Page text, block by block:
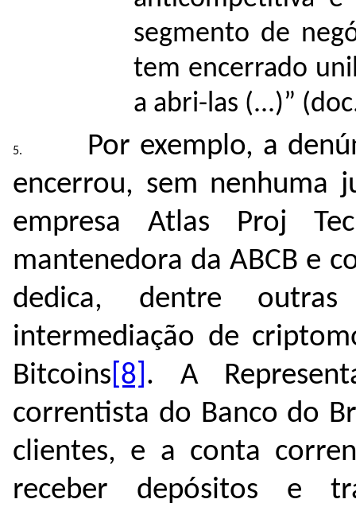
segmento de
tem encerrado
a abri-las (...)”
Por exemplo, a
encerrou, sem nenhuma
empresa Atlas Proj
mantenedora da ABCB e
dedica, dentre
intermediação de
Bitcoins [8] . A
correntista do Banco do
clientes, e a conta
receber depósitos e